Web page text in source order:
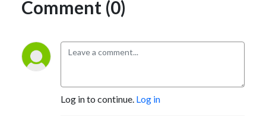
Comment (0)
Log in to continue. Log in